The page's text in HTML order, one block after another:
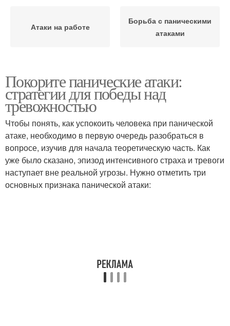
Атаки на работе
Борьба с паническими
атаками
Покорите панические атаки:
стратегии для победы над
тревожностью
Чтобы понять, как успокоить человека при панической
атаке, необходимо в первую очередь разобраться в
вопросе, изучив для начала теоретическую часть. Как
уже было сказано, эпизод интенсивного страха и тревоги
наступает вне реальной угрозы. Нужно отметить три
основных признака панической атаки: